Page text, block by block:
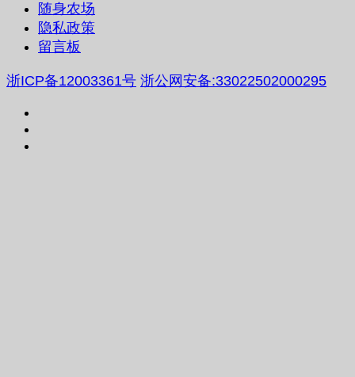
随身农场
隐私政策
留言板
浙ICP备12003361号 浙公网安备:33022502000295